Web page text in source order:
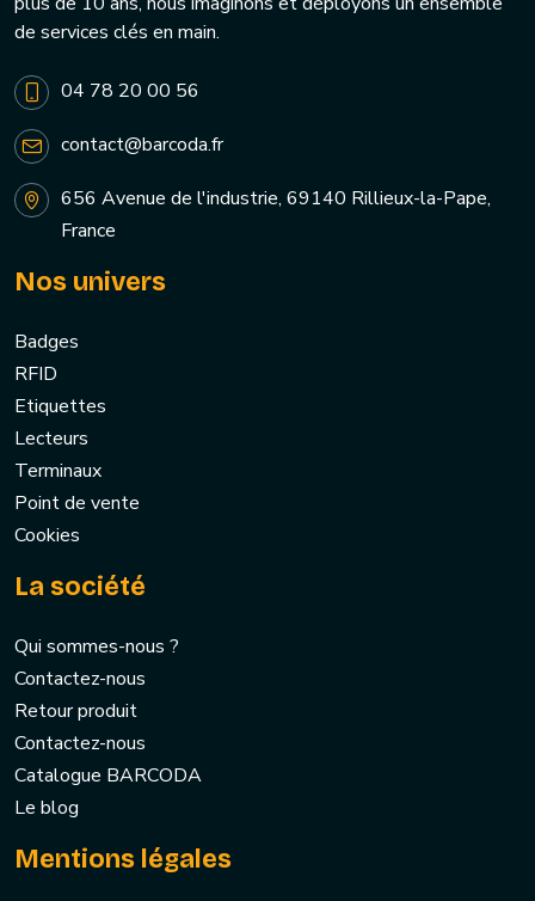
de services clés en main.
04 78 20 00 56
contact@barcoda.fr
656 Avenue de l'industrie, 69140 Rillieux-la-Pape,
France
Nos univers
Badges
RFID
Etiquettes
Lecteurs
Terminaux
Point de vente
Cookies
La société
Qui sommes-nous ?
Contactez-nous
Retour produit
Contactez-nous
Catalogue BARCODA
Le blog
Mentions légales